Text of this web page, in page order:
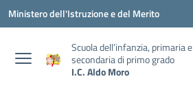
Vai ai contenuti
Vai al menu di navigazione
Vai al footer
Ministero dell'Istruzione e del Merito
Scuola dell’infanzia, primaria e
secondaria di primo grado
I.C. Aldo Moro